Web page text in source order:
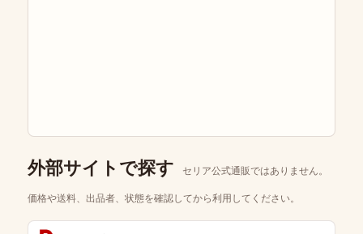
外部サイトで探す セリア公式通販ではありません。
価格や送料、出品者、状態を確認してから利用してください。